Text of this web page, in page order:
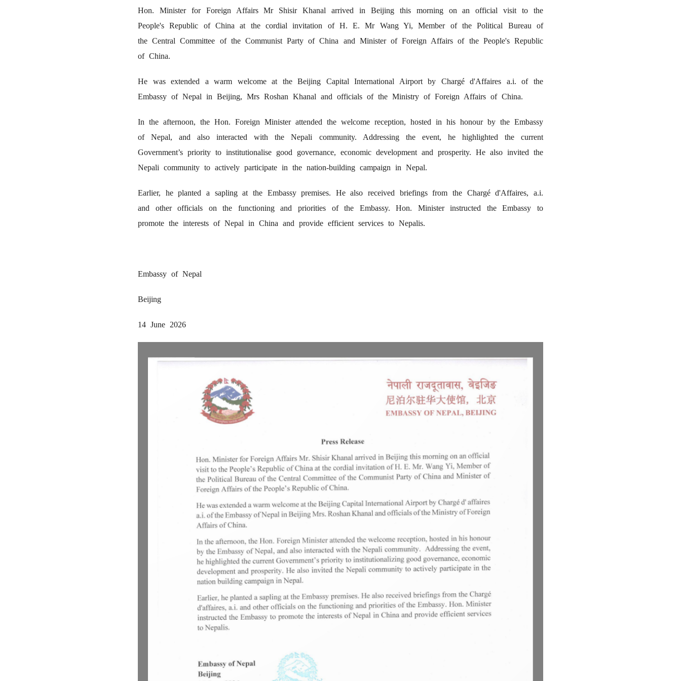
Hon. Minister for Foreign Affairs Mr Shisir Khanal arrived in Beijing this morning on an official visit to the
People's Republic of China at the cordial invitation of H. E. Mr Wang Yi, Member of the Political Bureau of
the Central Committee of the Communist Party of China and Minister of Foreign Affairs of the People's Republic
of China.
He was extended a warm welcome at the Beijing Capital International Airport by Chargé d'Affaires a.i. of the
Embassy of Nepal in Beijing, Mrs Roshan Khanal and officials of the Ministry of Foreign Affairs of China.
In the afternoon, the Hon. Foreign Minister attended the welcome reception, hosted in his honour by the Embassy
of Nepal, and also interacted with the Nepali community. Addressing the event, he highlighted the current
Government’s priority to institutionalise good governance, economic development and prosperity. He also invited the
Nepali community to actively participate in the nation-building campaign in Nepal.
Earlier, he planted a sapling at the Embassy premises. He also received briefings from the Chargé d'Affaires, a.i.
and other officials on the functioning and priorities of the Embassy. Hon. Minister instructed the Embassy to
promote the interests of Nepal in China and provide efficient services to Nepalis.
Embassy of Nepal
Beijing
14 June 2026